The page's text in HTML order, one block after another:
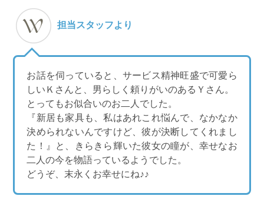
担当スタッフより
お話を伺っていると、サービス精神旺盛で可愛ら
しいＫさんと、男らしく頼りがいのあるＹさん。
とってもお似合いのお二人でした。
『新居も家具も、私はあれこれ悩んで、なかなか
決められないんですけど、彼が決断してくれまし
た！』と、きらきら輝いた彼女の瞳が、幸せなお
二人の今を物語っているようでした。
どうぞ、末永くお幸せにね♪♪